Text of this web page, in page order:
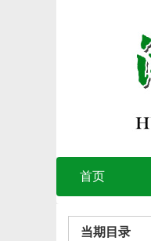
首页
当期目录